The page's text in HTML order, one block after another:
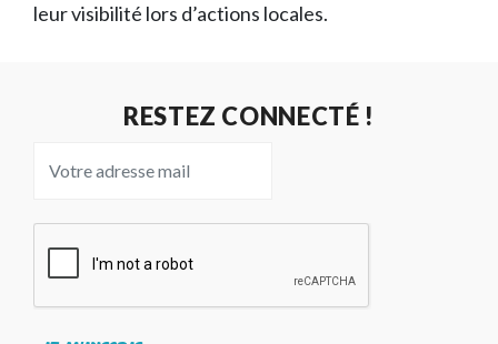
leur visibilité lors d’actions locales.
RESTEZ CONNECTÉ !